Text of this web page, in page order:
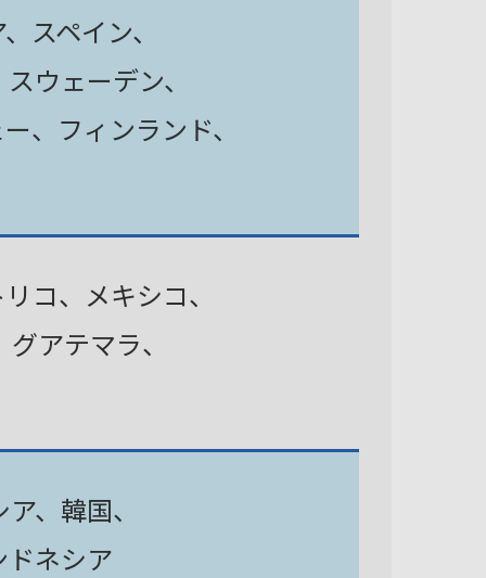
スペイン、
ウェーデン、
、フィンランド、
コ、メキシコ、
アテマラ、
、韓国、
ネシア